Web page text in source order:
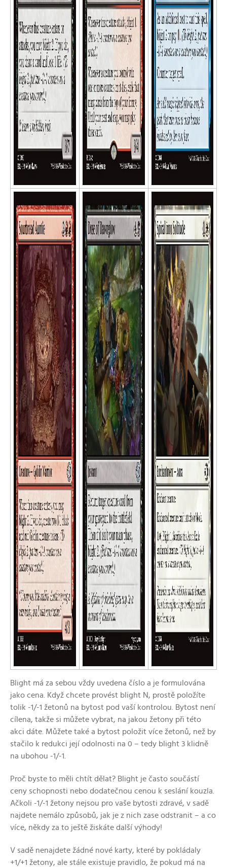
Blight má za sebou vždy uvedena číslo a je formulována
jako cena. Když chcete provést blight N, prostě položíte
tolik -1/-1 žetonů na bytost pod vaší kontrolou. Bytost není
cílena, takže si můžete vybrat, na jakou žetony při této
akci dáte. Můžete také a bytost položit více žetonů, než by
stačilo k redukci její odolnosti na 0 – tedy blight 3 klidně
na ubohou -1/-1.
Proč byste to měli chtít dělat? Blight je často součástí
ceny schopnosti nebo dodatečnou cenou k seslání kouzla.
Ačkoli -1/-1 žetony nejsou pro vaše bytosti zdravé, v sadě
najdete nemálo způsobů, jak je z nich zase odstranit – a co
více, někdy za to ještě žiskáte další výhody!
V sadě nenajdete žádné nové karty, které by pokládaly
+1/+1 žetony, ale stále existuje pravidlo, že pokud má na